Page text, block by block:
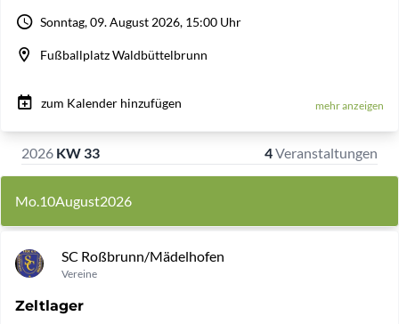
Sonntag, 09. August 2026, 15:00 Uhr
Fußballplatz Waldbüttelbrunn
zum Kalender hinzufügen mehr anzeigen
2026 KW 33 4Veranstaltungen
Mo.10August2026
SC Roßbrunn/Mädelhofen
Vereine
Zeltlager